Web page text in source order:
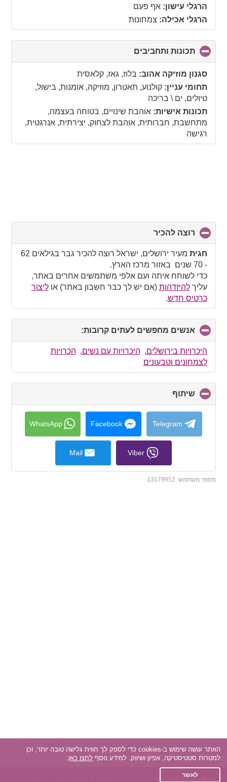
collapse
contents
הרגלי עישון: אף פעם
הרגלי אכילה: צמחונות
תכונות ותחביבים
to
collapse
סגנון מוזיקה אהוב: בלוז, גאז, קלאסית
תחומי עניין: קולנוע, תאטרון, מוזיקה, אומנות, בישול,
טיולים, ים \ בריכה
תכונות אישיות: אוהבת שינויים, בטוחה בעצמה,
מתחשבת, חברותית, אוהבת לצחוק, יצירתית, אנרגטית,
רגישה
רוצה להכיר
to
collapse
contents
חגית
מעיר ירושלים, ישראל רוצה להכיר גבר בגילאים 62
- 70 שנים באזור מרכז הארץ.
כדי לשוחח איתה ועם אלפי משתמשים אחרים באתר,
עליךלהיזדהות (אם יש לך כבר חשבון באתר) אוליצור
כרטיס חדש.
אנשים מחפשים לעתים קרובות:
to
collapse
היכרויות בירושלים, היכרויות עם נשים, הכרויות
לצמחונים וטבעונים
שיתוף
to
collapse
contents
Telegram
Facebook
WhatsApp
Viber
Mail
מספר משתמש: 13179952
אפליקציית הכרויות
האתר עושה שימוש ב-cookies כדי לספק לך חווית גלישה טובה יותר, וכן
למטרות סטטיסטיקה, אפיון ושיווק. למידע נוסף לחצו כאן.
לאשר